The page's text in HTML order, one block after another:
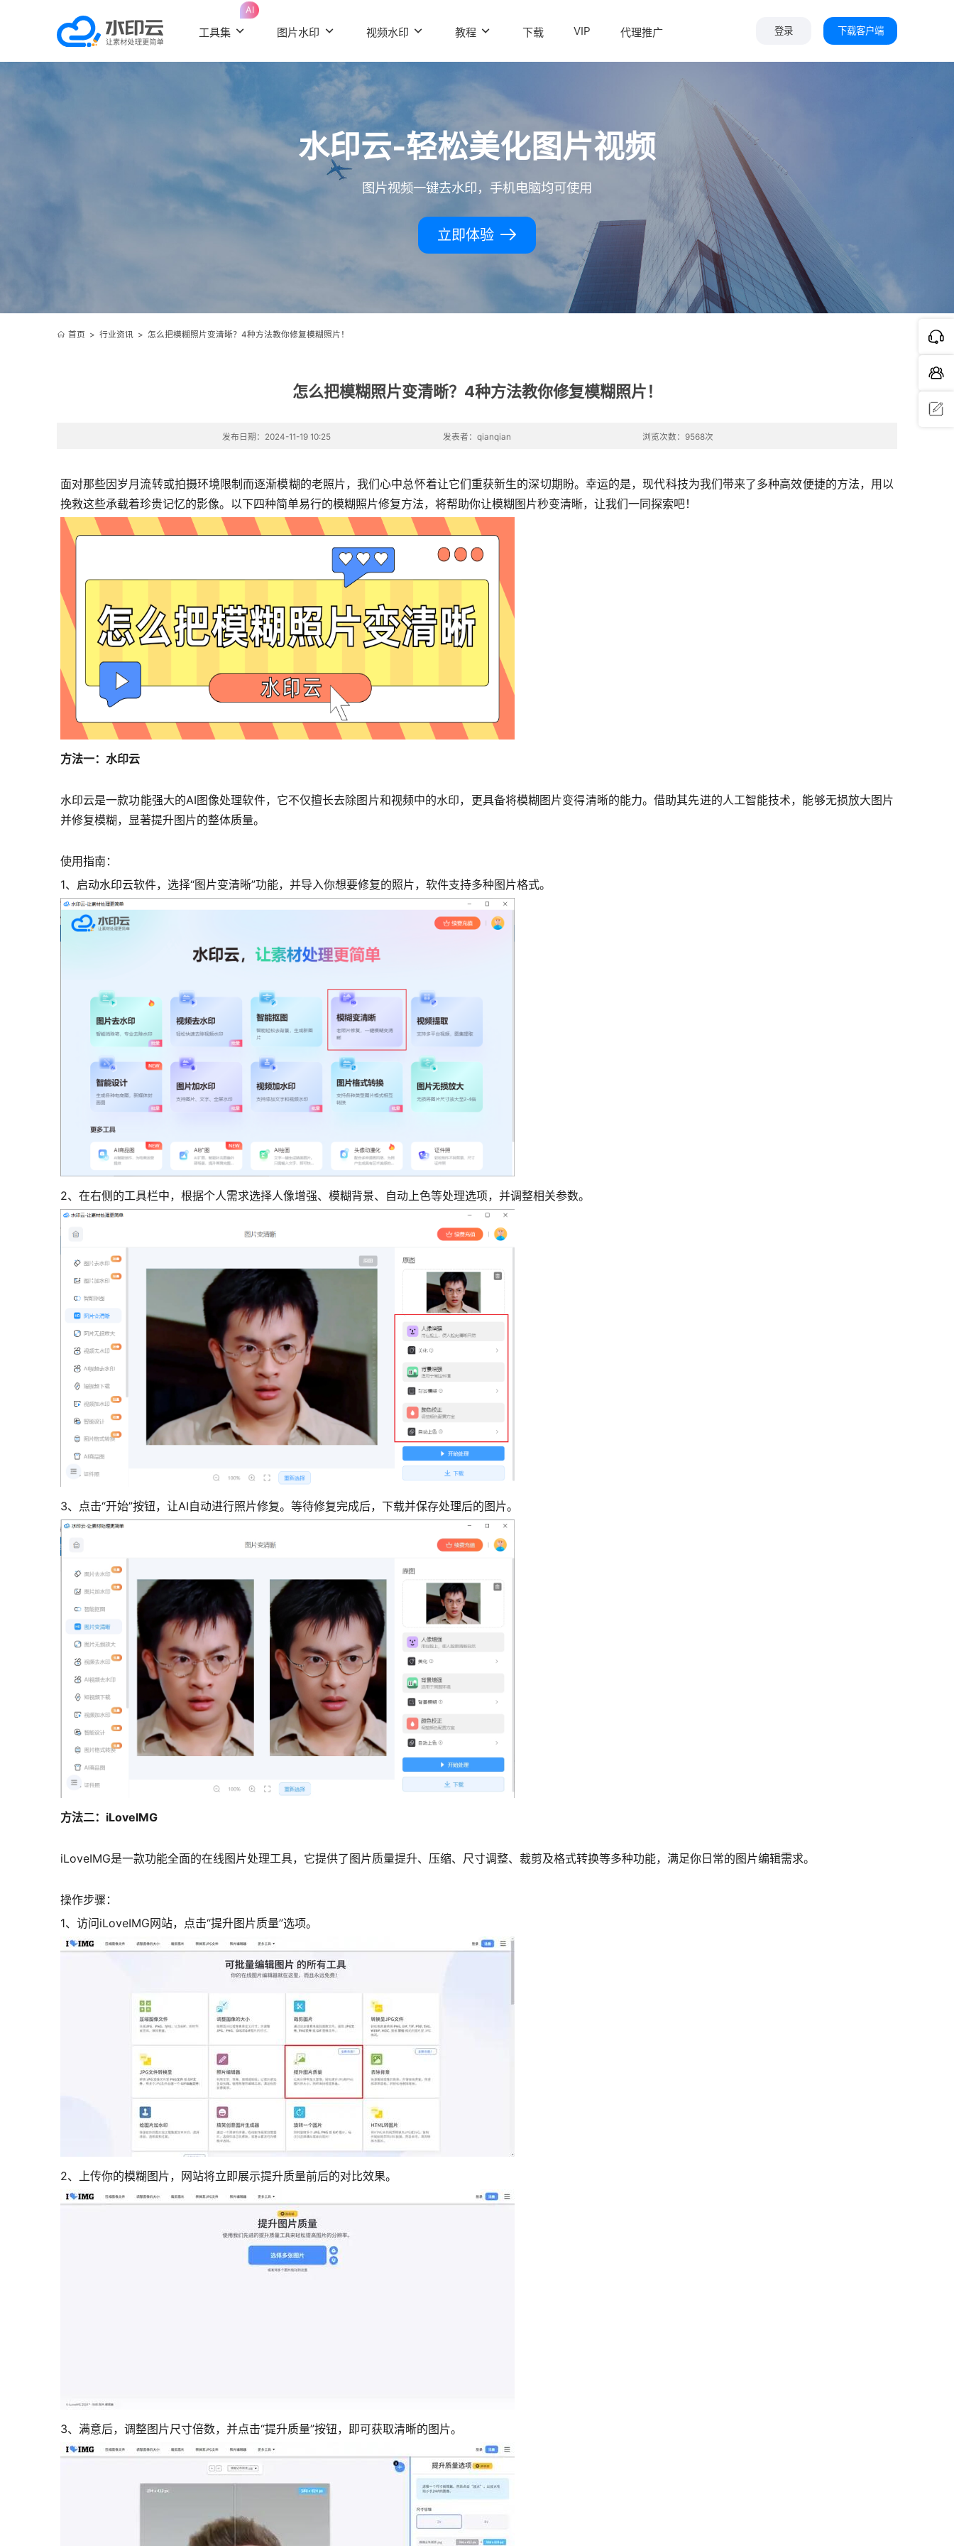
工具集
AI
图片水印 视频水印 教程 下载 VIP 代理推广 登录 下载客户端
水印云-轻松美化图片视频
图片视频一键去水印，手机电脑均可使用
立即体验
首页 > 行业资讯> 怎么把模糊照片变清晰？4种方法教你修复模糊照片！
怎么把模糊照片变清晰？4种方法教你修复模糊照片！
发布日期：2024-11-19 10:25 发表者：qianqian 浏览次数：9568次
面对那些因岁月流转或拍摄环境限制而逐渐模糊的老照片，我们心中总怀着让它们重获新生的深切期盼。幸运的是，现代科技为我们带来了多种高效便捷的方法，用以
挽救这些承载着珍贵记忆的影像。以下四种简单易行的模糊照片修复方法，将帮助你让模糊图片秒变清晰，让我们一同探索吧！
方法一：水印云
水印云是一款功能强大的AI图像处理软件，它不仅擅长去除图片和视频中的水印，更具备将模糊图片变得清晰的能力。借助其先进的人工智能技术，能够无损放大图片
并修复模糊，显著提升图片的整体质量。
使用指南：
1、启动水印云软件，选择“图片变清晰”功能，并导入你想要修复的照片，软件支持多种图片格式。
2、在右侧的工具栏中，根据个人需求选择人像增强、模糊背景、自动上色等处理选项，并调整相关参数。
3、点击“开始”按钮，让AI自动进行照片修复。等待修复完成后，下载并保存处理后的图片。
方法二：iLoveIMG
iLoveIMG是一款功能全面的在线图片处理工具，它提供了图片质量提升、压缩、尺寸调整、裁剪及格式转换等多种功能，满足你日常的图片编辑需求。
操作步骤：
1、访问iLoveIMG网站，点击“提升图片质量”选项。
2、上传你的模糊图片，网站将立即展示提升质量前后的对比效果。
3、满意后，调整图片尺寸倍数，并点击“提升质量”按钮，即可获取清晰的图片。